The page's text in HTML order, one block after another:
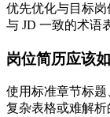
优先优化与目标
与 JD 一致的术语
岗位简历应该
使用标准章节标
复杂表格或难解析